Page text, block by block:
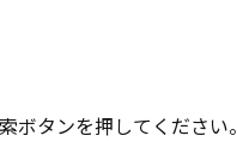
ボタンを押してください。